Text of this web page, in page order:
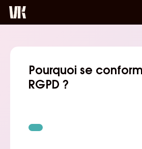
Skip
content
Pourquoi se
RGPD ?